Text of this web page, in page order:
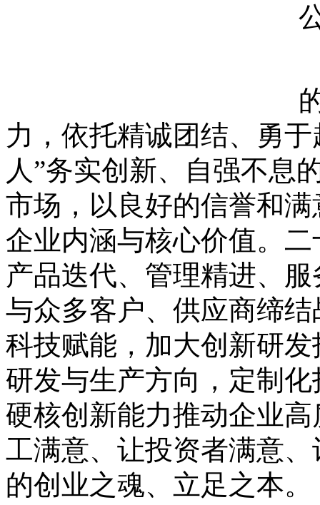
力，依托精诚团结、勇
人”务实创新、自强不息
市场，以良好的信誉和
企业内涵与核心价值。二
产品迭代、管理精进、
与众多客户、供应商缔
科技赋能，加大创新研
研发与生产方向，定制
硬核创新能力推动企业
工满意、让投资者满意
的创业之魂、立足之本。